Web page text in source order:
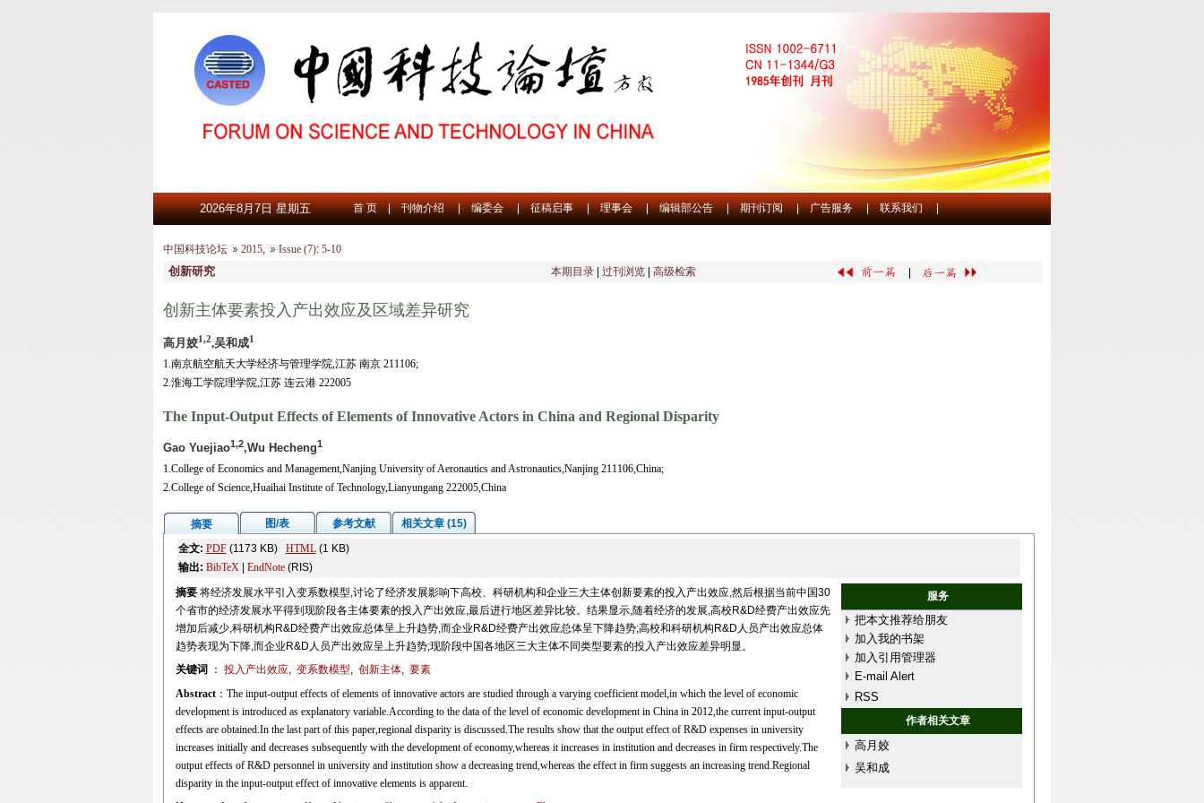
2026年8月7日 星期五 首 页 | 刊物介绍 | 编委会 | 征稿启事 | 理事会 | 编辑部公告 | 期刊订阅 | 广告服务 | 联系我们 |
中国科技论坛 2015, Issue (7):5-10
创新研究 本期目录 过刊浏览 高级检索
创新主体要素投入产出效应及区域差异研究
高月姣1,2,吴和成1
1.南京航空航天大学经济与管理学院,江苏 南京 211106;
2.淮海工学院理学院,江苏 连云港 222005
The Input-Output Effects of Elements of Innovative Actors in China and Regional Disparity
Gao Yuejiao1,2,Wu Hecheng1
1.College of Economics and Management,Nanjing University of Aeronautics and Astronautics,Nanjing 211106,China;
2.College of Science,Huaihai Institute of Technology,Lianyungang 222005,China
摘要 图/表 参考文献
相关文章 (15)
全文: PDF(1173 KB) HTML(1 KB)
输出: BibTeX| EndNote(RIS)
摘要 将经济发展水平引入变系数模型,讨论了经济发展影响下高校、科研机构和企业三大主体创新要素的投入产出效应,然后根据当前中国30
个省市的经济发展水平得到现阶段各主体要素的投入产出效应,最后进行地区差异比较。结果显示,随着经济的发展,高校R&D经费产出效应先
增加后减少,科研机构R&D经费产出效应总体呈上升趋势,而企业R&D经费产出效应总体呈下降趋势;高校和科研机构R&D人员产出效应总体
趋势表现为下降,而企业R&D人员产出效应呈上升趋势;现阶段中国各地区三大主体不同类型要素的投入产出效应差异明显。
服务
把本文推荐给朋友
加入我的书架
加入引用管理器
E-mail Alert
RSS
作者相关文章
高月姣
吴和成
关键词 ： 投入产出效应, 变系数模型, 创新主体, 要素
Abstract：The input-output effects of elements of innovative actors are studied through a varying coefficient model,in which the level of economic
development is introduced as explanatory variable.According to the data of the level of economic development in China in 2012,the current input-output
effects are obtained.In the last part of this paper,regional disparity is discussed.The results show that the output effect of R&D expenses in university
increases initially and decreases subsequently with the development of economy,whereas it increases in institution and decreases in firm respectively.The
output effects of R&D personnel in university and institution show a decreasing trend,whereas the effect in firm suggests an increasing trend.Regional
disparity in the input-output effect of innovative elements is apparent.